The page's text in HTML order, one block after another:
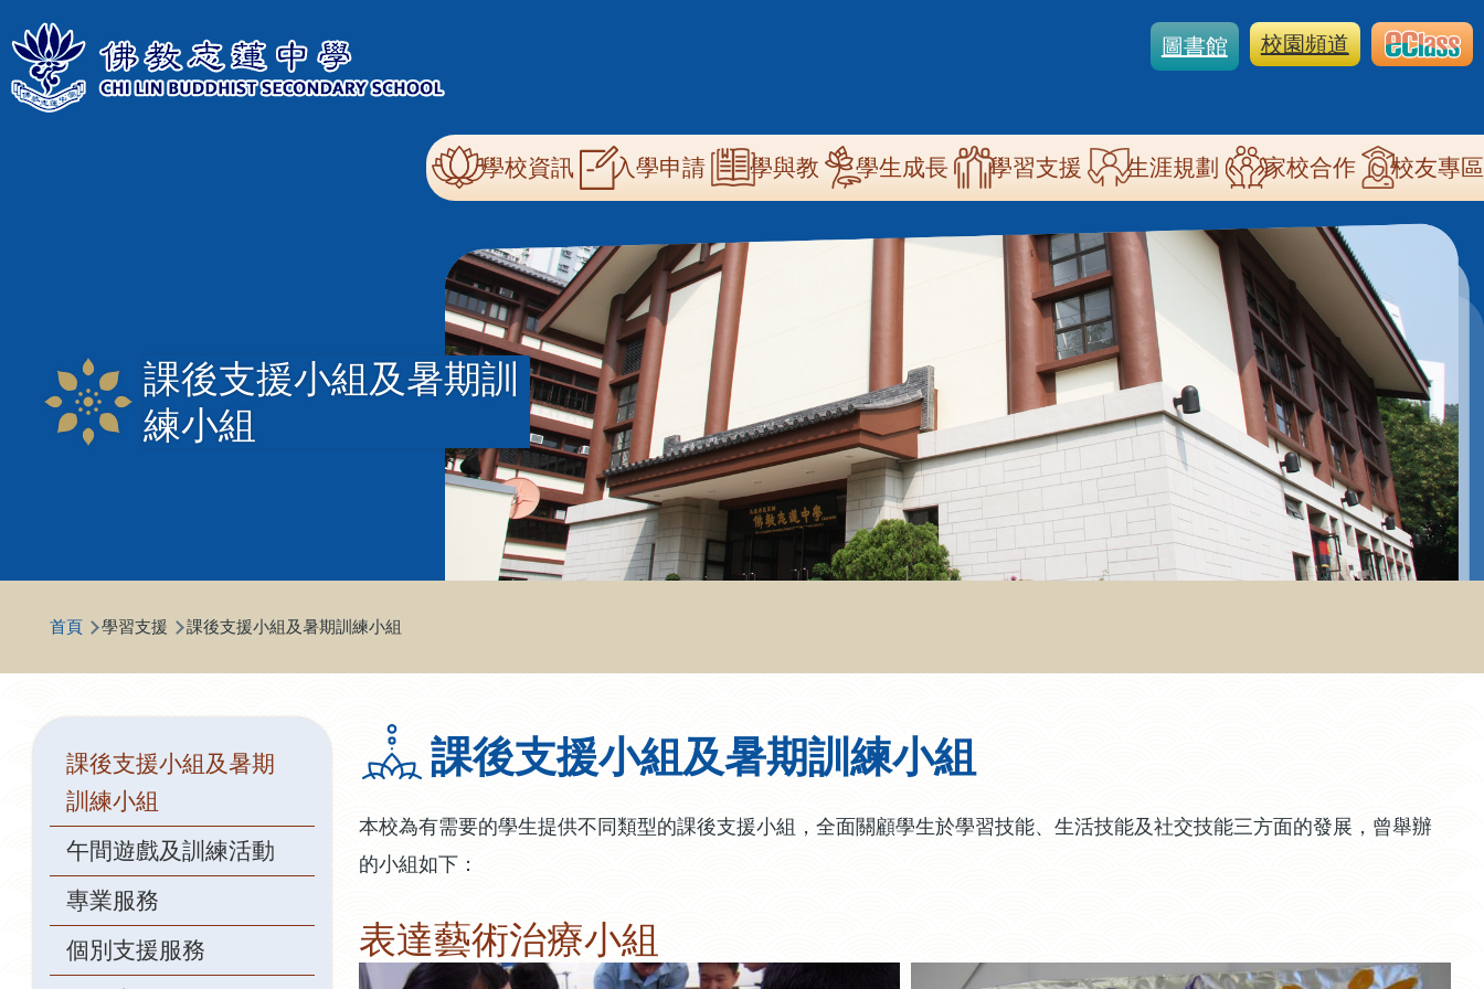
移至主內容
圖書館 校園頻道
Main
navigation
學校資訊 入學申請 學與教 學生成長 學習支援 生涯規劃 家校合作 校友專區
課後支援小組及暑期訓
練小組
航
連
結
首頁 學習支援 課後支援小組及暑期訓練小組
課後支援小組及暑期訓練小組
本校為有需要的學生提供不同類型的課後支援小組，全面關顧學生於學習技能、生活技能及社交技能三方面的發展，曾舉辦
的小組如下：
表達藝術治療小組
Main
navigation
課後支援小組及暑期
訓練小組
午間遊戲及訓練活動
專業服務
個別支援服務